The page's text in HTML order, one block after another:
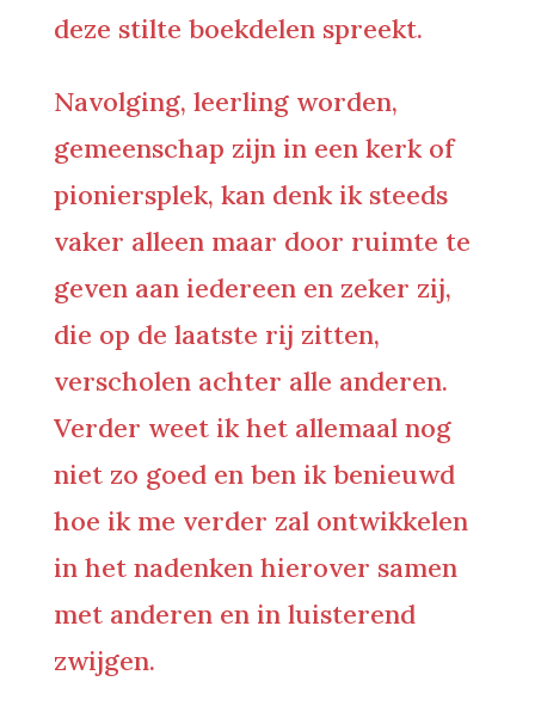
deze stilte boekdelen spreekt.
Navolging, leerling worden,
gemeenschap zijn in een kerk of
pioniersplek, kan denk ik steeds
vaker alleen maar door ruimte te
geven aan iedereen en zeker zij,
die op de laatste rij zitten,
verscholen achter alle anderen.
Verder weet ik het allemaal nog
niet zo goed en ben ik benieuwd
hoe ik me verder zal ontwikkelen
in het nadenken hierover samen
met anderen en in luisterend
zwijgen.